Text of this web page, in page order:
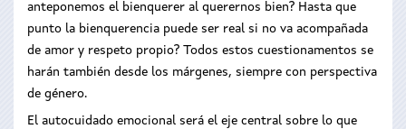
anteponemos el bienquerer al querernos bien? Hasta que
punto la bienquerencia puede ser real si no va acompañada
de amor y respeto propio? Todos estos cuestionamentos se
harán también desde los márgenes, siempre con perspectiva
de género.
El autocuidado emocional será el eje central sobre lo que